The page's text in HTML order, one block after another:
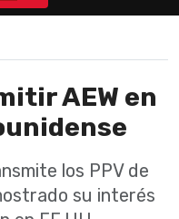
AEW en
los PPV de
su interés